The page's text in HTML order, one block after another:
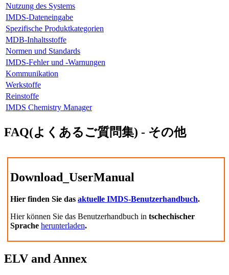
Nutzung des Systems
IMDS-Dateneingabe
Spezifische Produktkategorien
MDB-Inhaltsstoffe
Normen und Standards
IMDS-Fehler und -Warnungen
Kommunikation
Werkstoffe
Reinstoffe
IMDS Chemistry Manager
FAQ(よくあるご質問集) - その他
Download_UserManual
Hier finden Sie das aktuelle IMDS-Benutzerhandbuch.
Hier können Sie das Benutzerhandbuch in tschechischer
Sprache herunterladen.
ELV and Annex